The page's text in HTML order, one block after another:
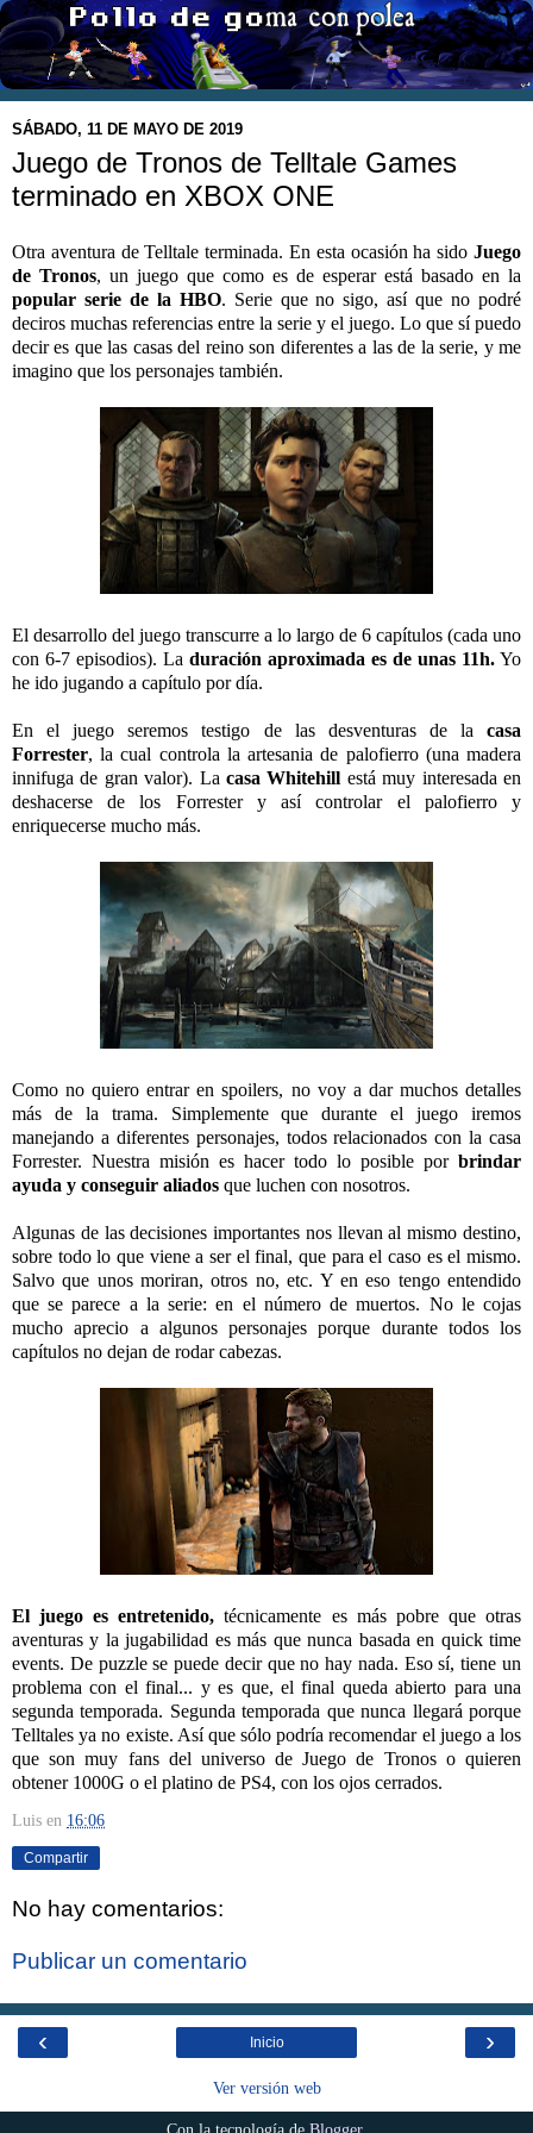
SÁBADO, 11 DE MAYO DE 2019
Juego de Tronos de Telltale Games
terminado en XBOX ONE
Otra aventura de Telltale terminada. En esta ocasión ha sido Juego
de Tronos, un juego que como es de esperar está basado en la
popular serie de la HBO. Serie que no sigo, así que no podré
deciros muchas referencias entre la serie y el juego. Lo que sí puedo
decir es que las casas del reino son diferentes a las de la serie, y me
imagino que los personajes también.
El desarrollo del juego transcurre a lo largo de 6 capítulos (cada uno
con 6-7 episodios). La duración aproximada es de unas 11h. Yo
he ido jugando a capítulo por día.
En el juego seremos testigo de las desventuras de la casa
Forrester, la cual controla la artesania de palofierro (una madera
innifuga de gran valor). La casa Whitehill está muy interesada en
deshacerse de los Forrester y así controlar el palofierro y
enriquecerse mucho más.
Como no quiero entrar en spoilers, no voy a dar muchos detalles
más de la trama. Simplemente que durante el juego iremos
manejando a diferentes personajes, todos relacionados con la casa
Forrester. Nuestra misión es hacer todo lo posible por brindar
ayuda y conseguir aliados que luchen con nosotros.
Algunas de las decisiones importantes nos llevan al mismo destino,
sobre todo lo que viene a ser el final, que para el caso es el mismo.
Salvo que unos moriran, otros no, etc. Y en eso tengo entendido
que se parece a la serie: en el número de muertos. No le cojas
mucho aprecio a algunos personajes porque durante todos los
capítulos no dejan de rodar cabezas.
El juego es entretenido, técnicamente es más pobre que otras
aventuras y la jugabilidad es más que nunca basada en quick time
events. De puzzle se puede decir que no hay nada. Eso sí, tiene un
problema con el final... y es que, el final queda abierto para una
segunda temporada. Segunda temporada que nunca llegará porque
Telltales ya no existe. Así que sólo podría recomendar el juego a los
que son muy fans del universo de Juego de Tronos o quieren
obtener 1000G o el platino de PS4, con los ojos cerrados.
Luis en 16:06
Compartir
No hay comentarios:
Publicar un comentario
‹ ›
Inicio
Ver versión web